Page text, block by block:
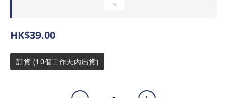
HK$39.00
訂貨 (10個工作天內出貨)